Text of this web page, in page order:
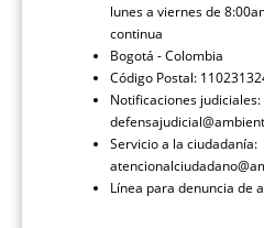
lunes a viernes de
continua
Bogotá - Colombia
Código Postal:
Notificaciones judiciales:
Servicio a la ciudadanía:
Línea para denuncia de